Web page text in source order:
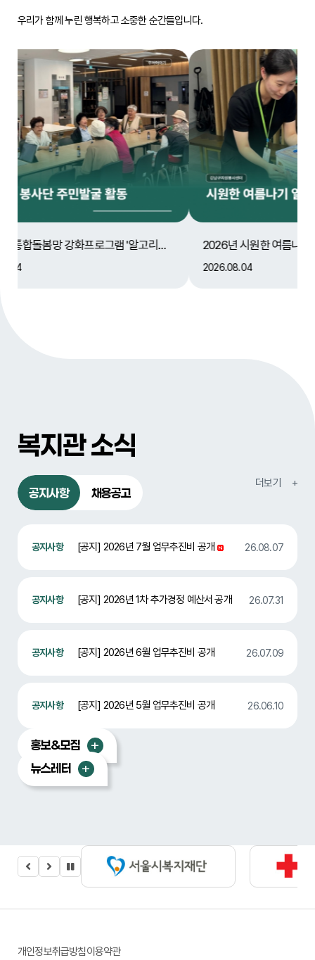
우리가 함께 누린 행복하고 소중한 순간들입니다.
지역사회통합돌봄망 강화프로그램 '알고리즘' 아그집 봉사단 활동 2026년 시원한 여름나기 열무김치 배분
복지관 소식
공지사항 채용공고
[공지] 2026년 7월 업무추진비 공개 26.08.07
[공지] 2026년 1차 추가경정 예산서 공개 26.07.31
[공지] 2026년 6월 업무추진비 공개 26.07.09
[공지] 2026년 5월 업무추진비 공개 26.06.10
홍보&모집
뉴스레터
개인정보취급방침이용약관